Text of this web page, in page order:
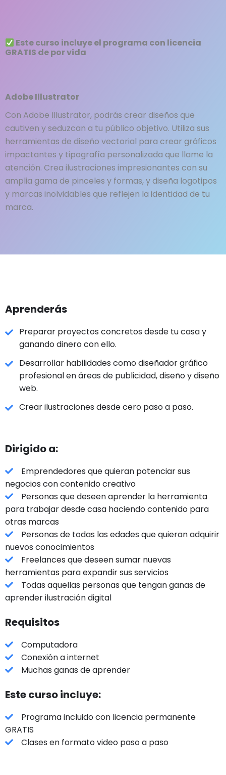
Este curso incluye el programa con licencia
GRATIS de por vida
Adobe Illustrator
Con Adobe Illustrator, podrás crear diseños que
cautiven y seduzcan a tu público objetivo. Utiliza sus
herramientas de diseño vectorial para crear gráficos
impactantes y tipografía personalizada que llame la
atención. Crea ilustraciones impresionantes con su
amplia gama de pinceles y formas, y diseña logotipos
y marcas inolvidables que reflejen la identidad de tu
marca.
Aprenderás
Preparar proyectos concretos desde tu casa y
ganando dinero con ello.
Desarrollar habilidades como diseñador gráfico
profesional en áreas de publicidad, diseño y diseño
web.
Crear ilustraciones desde cero paso a paso.
Dirigido a:
Emprendedores que quieran potenciar sus
negocios con contenido creativo
Personas que deseen aprender la herramienta
para trabajar desde casa haciendo contenido para
otras marcas
Personas de todas las edades que quieran adquirir
nuevos conocimientos
Freelances que deseen sumar nuevas
herramientas para expandir sus servicios
Todas aquellas personas que tengan ganas de
aprender ilustración digital
Requisitos
Computadora
Conexión a internet
Muchas ganas de aprender
Este curso incluye:
Programa incluido con licencia permanente
GRATIS
Clases en formato video paso a paso